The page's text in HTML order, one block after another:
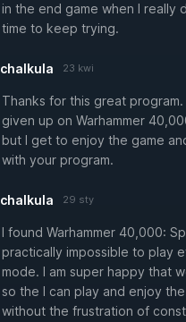
in the end game when I really
time to keep trying.
chalkula 23 kwi
Thanks for this great
given up on Warhammer
but I get to enjoy the game
with your program.
chalkula 29 sty
I found Warhammer 40,000:
practically impossible to play
mode. I am super happy that
so the I can play and enjoy
without the frustration of